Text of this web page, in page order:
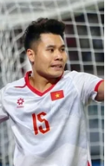
này là "một